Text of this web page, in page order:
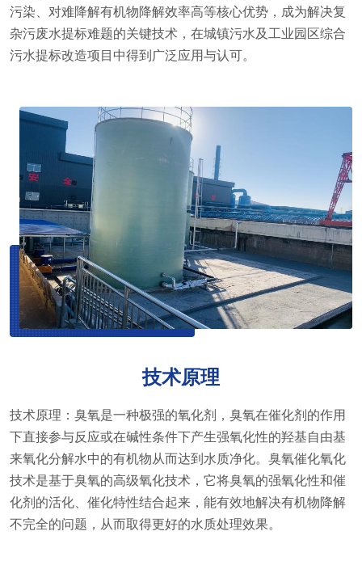
污染、对难降解有机物降解效率高等核心优势，成为解决复
杂污废水提标难题的关键技术，在城镇污水及工业园区综合
污水提标改造项目中得到广泛应用与认可。
技术原理
技术原理：臭氧是一种极强的氧化剂，臭氧在催化剂的作用
下直接参与反应或在碱性条件下产生强氧化性的羟基自由基
来氧化分解水中的有机物从而达到水质净化。臭氧催化氧化
技术是基于臭氧的高级氧化技术，它将臭氧的强氧化性和催
化剂的活化、催化特性结合起来，能有效地解决有机物降解
不完全的问题，从而取得更好的水质处理效果。